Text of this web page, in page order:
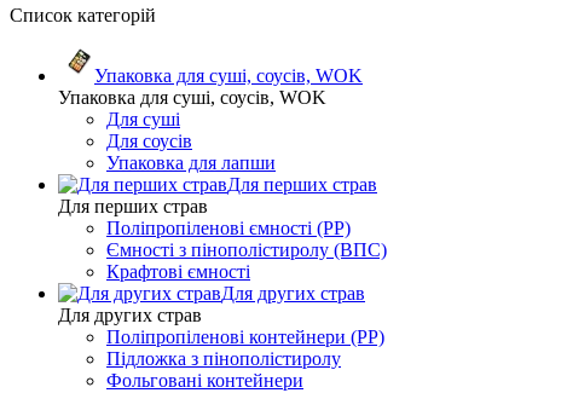
Список категорій
Упаковка для суші, соусів, WOK
Упаковка для суші, соусів, WOK
Для суші
Для соусів
Упаковка для лапши
Для перших страв
Для перших страв
Поліпропіленові ємності (PP)
Ємності з пінополістиролу (ВПС)
Крафтові ємності
Для других страв
Для других страв
Поліпропіленові контейнери (PP)
Підложка з пінополістиролу
Фольговані контейнери